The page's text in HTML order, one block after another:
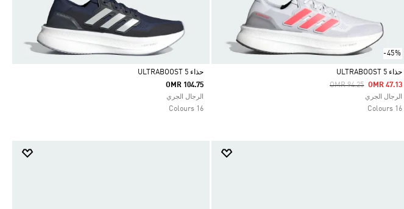
-45%
Selected
حذاء ULTRABOOST 5
Price Reduced From
OMR 94.25ToOMR 47.13
الرجال الجري
16 Colours
Selected
حذاء ULTRABOOST 5
OMR 104.75
الرجال الجري
16 Colours